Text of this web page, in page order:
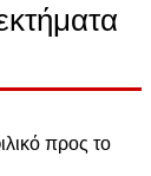
προς το